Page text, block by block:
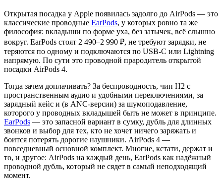
Открытая посадка у Apple появилась задолго до AirPods — это
классические проводные EarPods, у которых ровно та же
философия: вкладыши по форме уха, без затычек, всё слышно
вокруг. EarPods стоят 2 490–2 990 ₽, не требуют зарядки, не
теряются по одному и подключаются по USB-C или Lightning
напрямую. По сути это проводной прародитель открытой
посадки AirPods 4.
Тогда зачем доплачивать? За беспроводность, чип H2 с
пространственным аудио и удобными переключениями, за
зарядный кейс и (в ANC-версии) за шумоподавление,
которого у проводных вкладышей быть не может в принципе.
EarPods — это запасной вариант в сумку, дубль для длинных
звонков и выбор для тех, кто не хочет ничего заряжать и
боится потерять дорогие наушники. AirPods 4 —
повседневный основной комплект. Многие, кстати, держат и
то, и другое: AirPods на каждый день, EarPods как надёжный
проводной дубль, который не сядет в самый неподходящий
момент.